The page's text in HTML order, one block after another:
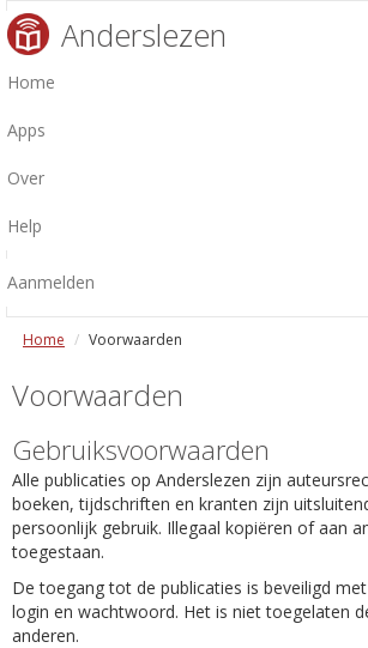
Anderslezen
Home
Apps
Over
Help
Aanmelden
Home Voorwaarden
Voorwaarden
Gebruiksvoorwaarden
Alle publicaties op Anderslezen zijn
boeken, tijdschriften en kranten zijn
persoonlijk gebruik. Illegaal kopiëren of aan
toegestaan.
De toegang tot de publicaties is beveiligd
login en wachtwoord. Het is niet toegelaten
anderen.